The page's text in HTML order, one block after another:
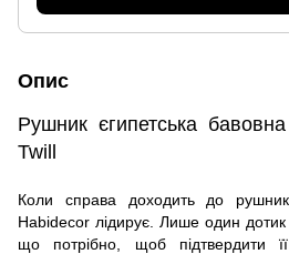
Опис
Рушник єгипетська
Twill
Коли справа доходить до
Habidecor лідирує. Лише один дотик
що потрібно, щоб підтвердити